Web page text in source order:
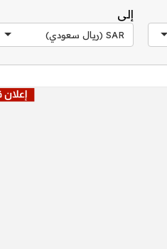
إلى
SAR (ريال سعودي)